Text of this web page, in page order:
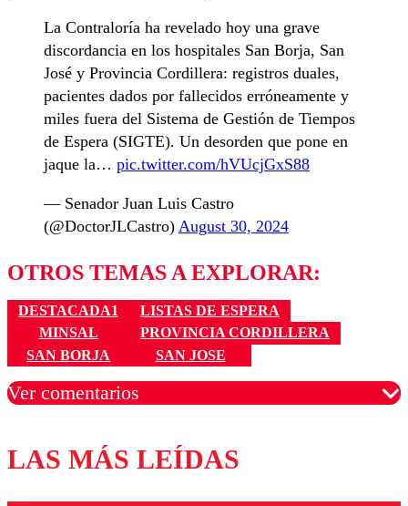
La Contraloría ha revelado hoy una grave
discordancia en los hospitales San Borja, San
José y Provincia Cordillera: registros duales,
pacientes dados por fallecidos erróneamente y
miles fuera del Sistema de Gestión de Tiempos
de Espera (SIGTE). Un desorden que pone en
jaque la… pic.twitter.com/hVUcjGxS88
— Senador Juan Luis Castro
(@DoctorJLCastro) August 30, 2024
OTROS TEMAS A EXPLORAR:
DESTACADA1
LISTAS DE ESPERA
MINSAL
PROVINCIA CORDILLERA
SAN BORJA
SAN JOSE
Ver comentarios
Los comentarios son moderados para garantizar un
diálogo respetuoso.
LAS MÁS LEÍDAS